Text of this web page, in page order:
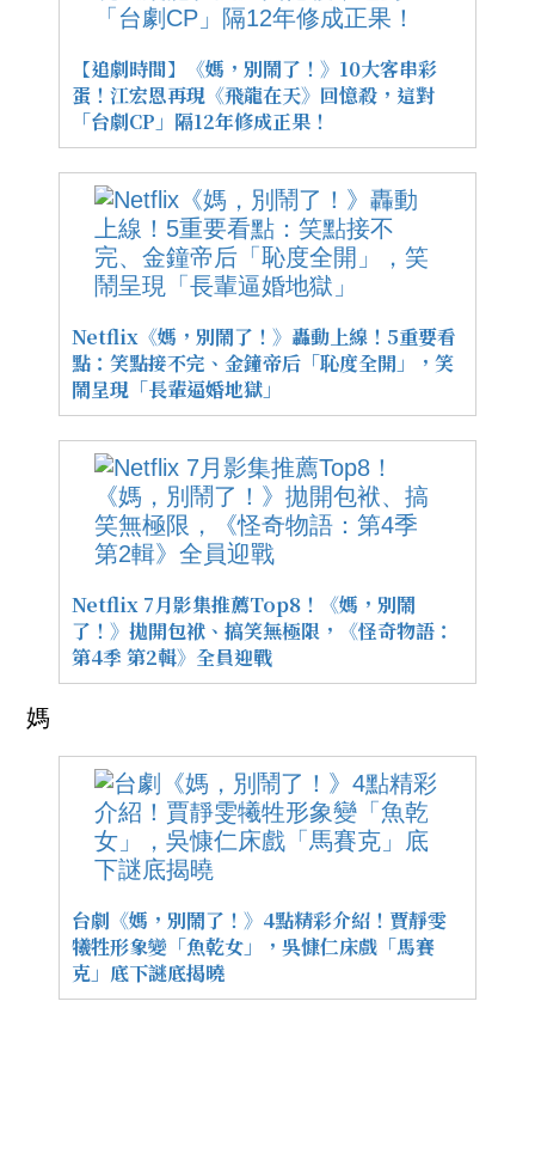
【追劇時間】《媽，別鬧了！》10大客串彩
蛋！江宏恩再現《飛龍在天》回憶殺，這對
「台劇CP」隔12年修成正果！
Netflix《媽，別鬧了！》轟動上線！5重要看
點：笑點接不完、金鐘帝后「恥度全開」，笑
鬧呈現「長輩逼婚地獄」
Netflix 7月影集推薦Top8！《媽，別鬧
了！》拋開包袱、搞笑無極限，《怪奇物語：
第4季 第2輯》全員迎戰
媽
台劇《媽，別鬧了！》4點精彩介紹！賈靜雯
犧牲形象變「魚乾女」，吳慷仁床戲「馬賽
克」底下謎底揭曉